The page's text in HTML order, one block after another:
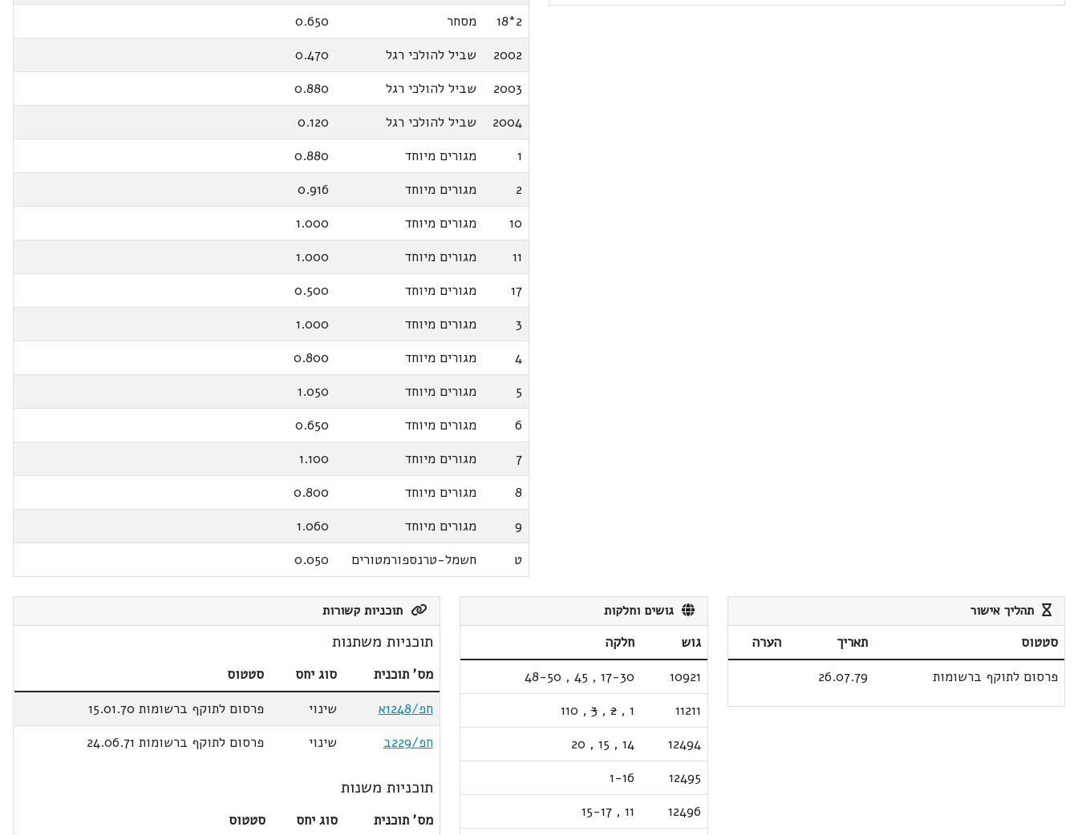
2*18
מסחר
0.650
2002
שביל להולכי רגל
0.470
2003
שביל להולכי רגל
0.880
2004
שביל להולכי רגל
0.120
1
מגורים מיוחד
0.880
2
מגורים מיוחד
0.916
10
מגורים מיוחד
1.000
11
מגורים מיוחד
1.000
17
מגורים מיוחד
0.500
3
מגורים מיוחד
1.000
4
מגורים מיוחד
0.800
5
מגורים מיוחד
1.050
6
מגורים מיוחד
0.650
7
מגורים מיוחד
1.100
8
מגורים מיוחד
0.800
9
מגורים מיוחד
1.060
ט
חשמל-טרנספורמטורים 0.050
תהליך אישור
סטטוס תאריך
הערה
פרסום לתוקף ברשומות
26.07.79
גושים וחלקות
גוש
חלקה
10921
17-30
,
45
,
48-50
11211
1
,
2
,
3
,
110
12494
14
,
15
,
20
12495
1-16
12496
11
,
15-17
תוכניות קשורות
תוכניות משתנות
מס' תוכנית סוג יחס
סטטוס
חפ/1248א
שינוי
פרסום לתוקף ברשומות 15.01.70
חפ/229ב
שינוי פרסום לתוקף ברשומות 24.06.71
תוכניות משנות
מס' תוכנית סוג יחס
סטטוס